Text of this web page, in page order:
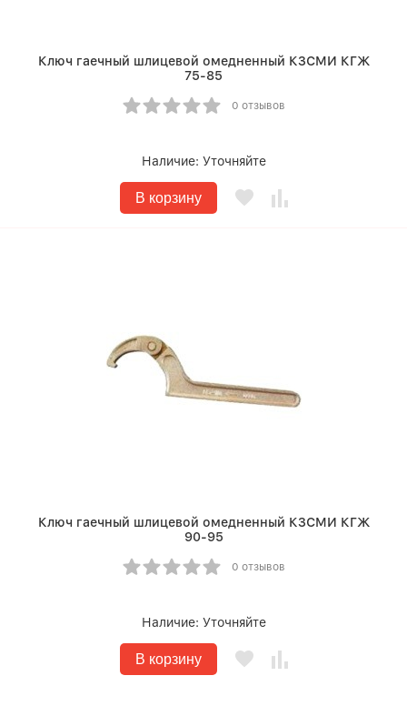
Ключ гаечный шлицевой омедненный КЗСМИ КГЖ
75-85
0 отзывов
Наличие: Уточняйте
В корзину
Ключ гаечный шлицевой омедненный КЗСМИ КГЖ
90-95
0 отзывов
Наличие: Уточняйте
В корзину